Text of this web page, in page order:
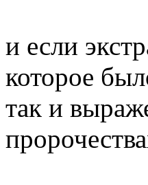
и если
которое
так и